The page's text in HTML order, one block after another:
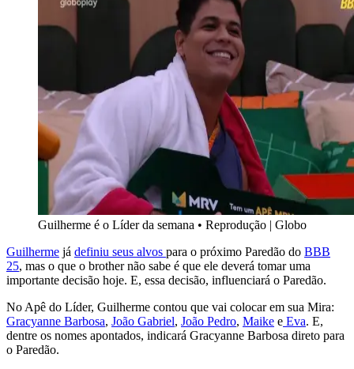
Guilherme é o Líder da semana • Reprodução | Globo
Guilherme já definiu seus alvos para o próximo Paredão do BBB
25, mas o que o brother não sabe é que ele deverá tomar uma
importante decisão hoje. E, essa decisão, influenciará o Paredão.
No Apê do Líder, Guilherme contou que vai colocar em sua Mira:
Gracyanne Barbosa, João Gabriel, João Pedro, Maike e Eva. E,
dentre os nomes apontados, indicará Gracyanne Barbosa direto para
o Paredão.